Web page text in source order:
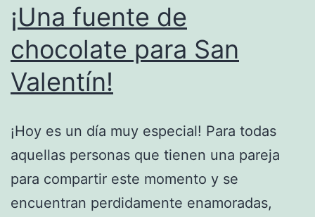
¡Una fuente de
chocolate para San
Valentín!
¡Hoy es un día muy especial! Para todas
aquellas personas que tienen una pareja
para compartir este momento y se
encuentran perdidamente enamoradas,